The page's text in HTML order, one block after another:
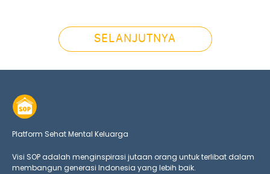
SELANJUTNYA
Platform Sehat Mental Keluarga
Visi SOP adalah menginspirasi jutaan orang untuk terlibat dalam
membangun generasi Indonesia yang lebih baik.